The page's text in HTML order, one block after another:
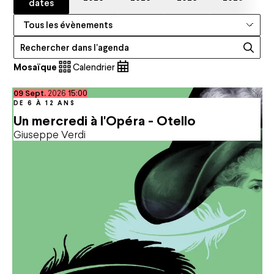
Catégories
Recherche
Mosaïque Calendrier
Un mercredi à l'Opéra - Otello
Giuseppe Verdi
DE 6 À 12 ANS
09septembre
Sept. 2026 15:00